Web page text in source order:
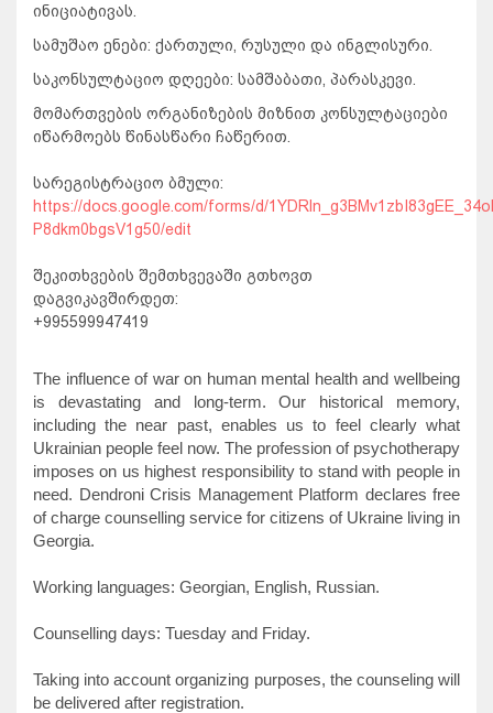
ინიციატივას.
სამუშაო ენები: ქართული, რუსული და ინგლისური.
საკონსულტაციო დღეები: სამშაბათი, პარასკევი.
მომართვების ორგანიზების მიზნით კონსულტაციები
იწარმოებს წინასწარი ჩაწერით.
სარეგისტრაციო ბმული:
https://docs.google.com/forms/d/
P8dkm0bgsV1g50/edit
შეკითხვების შემთხვევაში გთხოვთ
დაგვიკავშირდეთ:
+995599947419
The influence of war on human mental health and wellbeing
is devastating and long-term. Our historical memory,
including the near past, enables us to feel clearly what
Ukrainian people feel now. The profession of psychotherapy
imposes on us highest responsibility to stand with people in
need. Dendroni Crisis Management Platform declares free
of charge counselling service for citizens of Ukraine living in
Georgia.
Working languages: Georgian, English, Russian.
Counselling days: Tuesday and Friday.
Taking into account organizing purposes, the counseling will
be delivered after registration.